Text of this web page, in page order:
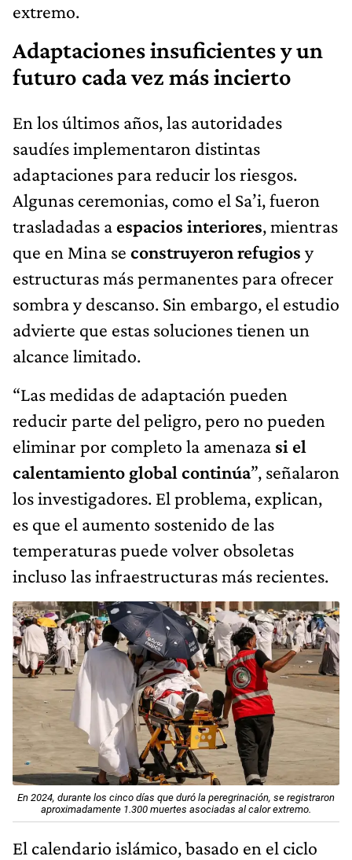
extremo.
Adaptaciones insuficientes y un
futuro cada vez más incierto
En los últimos años, las autoridades
saudíes implementaron distintas
adaptaciones para reducir los riesgos.
Algunas ceremonias, como el Sa’i, fueron
trasladadas a espacios interiores, mientras
que en Mina se construyeron refugios y
estructuras más permanentes para ofrecer
sombra y descanso. Sin embargo, el estudio
advierte que estas soluciones tienen un
alcance limitado.
“Las medidas de adaptación pueden
reducir parte del peligro, pero no pueden
eliminar por completo la amenaza si el
calentamiento global continúa”, señalaron
los investigadores. El problema, explican,
es que el aumento sostenido de las
temperaturas puede volver obsoletas
incluso las infraestructuras más recientes.
En 2024, durante los cinco días que duró la peregrinación, se registraron
aproximadamente 1.300 muertes asociadas al calor extremo.
El calendario islámico, basado en el ciclo